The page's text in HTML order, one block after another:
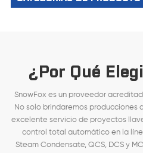
¿Por Qué
SnowFox es un proveedor
No solo brindaremos producciones
excelente servicio de proyectos
control total automático en la
Steam Condensate, QCS, DCS y